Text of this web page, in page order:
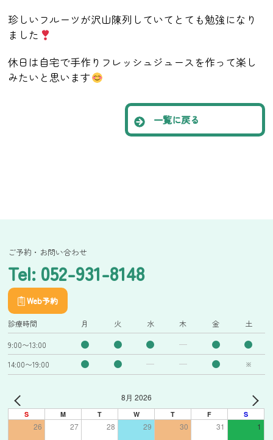
珍しいフルーツが沢山陳列していてとても勉強になり
ました
休日は自宅で手作りフレッシュジュースを作って楽し
みたいと思います
一覧に戻る
ご予約・お問い合わせ
Tel: 052-931-8148
Web予約
診療時間 月 火 水 木 金 土
9:00〜13:00
14:00〜19:00
※
8月 2026
S M T W T F S
26 27 28 29 30 31 1